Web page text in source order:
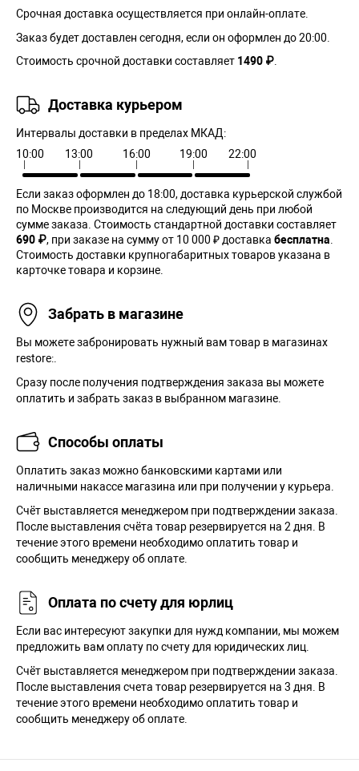
Срочная доставка осуществляется при онлайн-оплате.
Заказ будет доставлен сегодня, если он оформлен до 20:00.
Стоимость срочной доставки составляет 1490 ₽
Доставка курьером
Интервалы доставки в пределах МКАД:
10:00
13:00 16:00 19:00 22:00
Если заказ оформлен до 18:00, доставка курьерской службой
по Москве производится на следующий день при любой
сумме заказа. Cтоимость стандартной доставки составляет
690 ₽, при заказе на сумму от 10 000 ₽ доставка бесплатна
Стоимость доставки крупногабаритных товаров указана в
карточке товара и корзине.
Забрать в магазине
Вы можете забронировать нужный вам товар в магазинах
restore:.
Сразу после получения подтверждения заказа вы можете
оплатить и забрать заказ в выбранном магазине.
Способы оплаты
Оплатить заказ можно банковскими картами или
наличными накассе магазина или при получении у курьера.
Cчёт выставляется менеджером при подтверждении заказа.
После выставления счёта товар резервируется на 2 дня. В
течение этого времени необходимо оплатить товар и
сообщить менеджеру об оплате.
Оплата по счету для юрлиц
Если вас интересуют закупки для нужд компании, мы можем
предложить вам оплату по счету для юридических лиц.
Счёт выставляется менеджером при подтверждении заказа.
После выставления счета товар резервируется на 3 дня. В
течение этого времени необходимо оплатить товар и
сообщить менеджеру об оплате.